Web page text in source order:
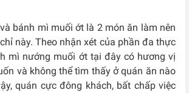
bánh mì muối ớt là 2 món ăn làm nên
này. Theo nhận xét của phần đa thực
mì nướng muối ớt tại đây có hương vị
và không thể tìm thấy ở quán ăn nào
quán cực đông khách, bất chấp việc